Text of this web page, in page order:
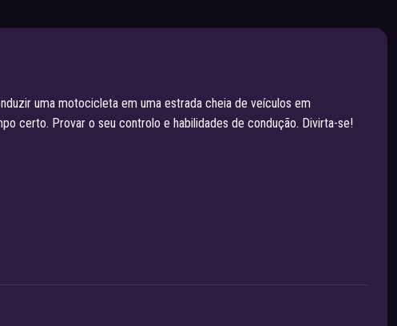
uma motocicleta em uma estrada cheia de veículos em
certo. Provar o seu controlo e habilidades de condução. Divirta-se!